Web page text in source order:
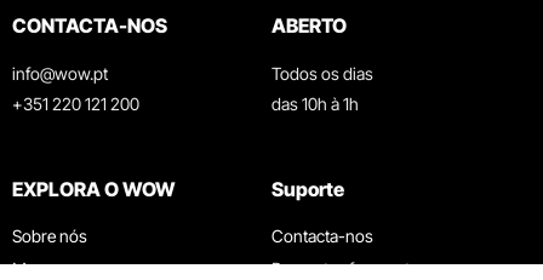
CONTACTA-NOS
info@wow.pt
+351 220 121 200
ABERTO
Todos os dias
das 10h à 1h
EXPLORA O WOW
Sobre nós
Museus
Suporte
Contacta-nos
Perguntas frequentes